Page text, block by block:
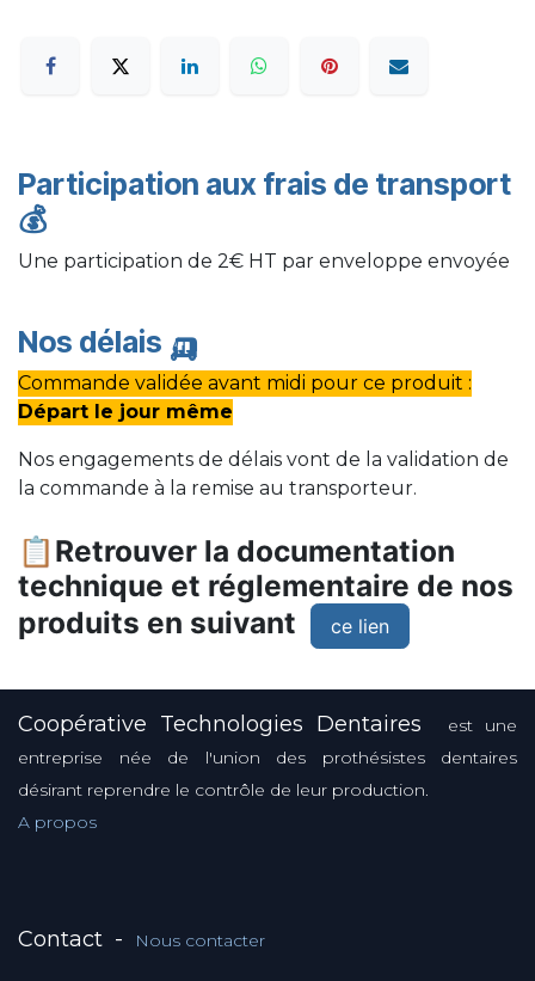
Participation aux frais de transport
💰
Une participation de 2€ HT par enveloppe envoyée
Nos délais 🛺
Commande validée avant midi pour ce produit :
Départ le jour même
Nos engagements de délais vont de la validation de
la commande à la remise au transporteur.
📋Retrouver la documentation
technique et réglementaire de nos
produits en suivant
ce lien
Coopérative Technologies Dentaires
est une
entreprise née de l'union des prothésistes dentaires
désirant reprendre le contrôle de leur production.
A propos
Contact - Nous contacter